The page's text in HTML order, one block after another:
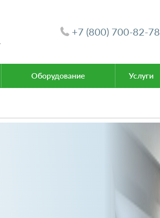
+7 (800) 700-82-78
Оборудование Услуги